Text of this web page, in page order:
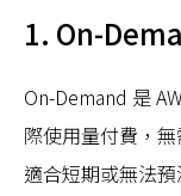
1. On-
On-Demand 是
際使用量付費，
適合短期或無法